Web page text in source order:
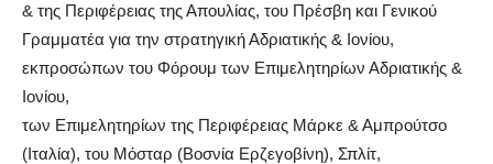
& της Περιφέρειας της Απουλίας, του Πρέσβη και Γενικού
Γραμματέα για την στρατηγική Αδριατικής & Ιονίου,
εκπροσώπων του Φόρουμ των Επιμελητηρίων Αδριατικής &
Ιονίου,
των Επιμελητηρίων της Περιφέρειας Μάρκε & Αμπρούτσο
(Ιταλία), του Μόσταρ (Βοσνία Ερζεγοβίνη), Σπλίτ,